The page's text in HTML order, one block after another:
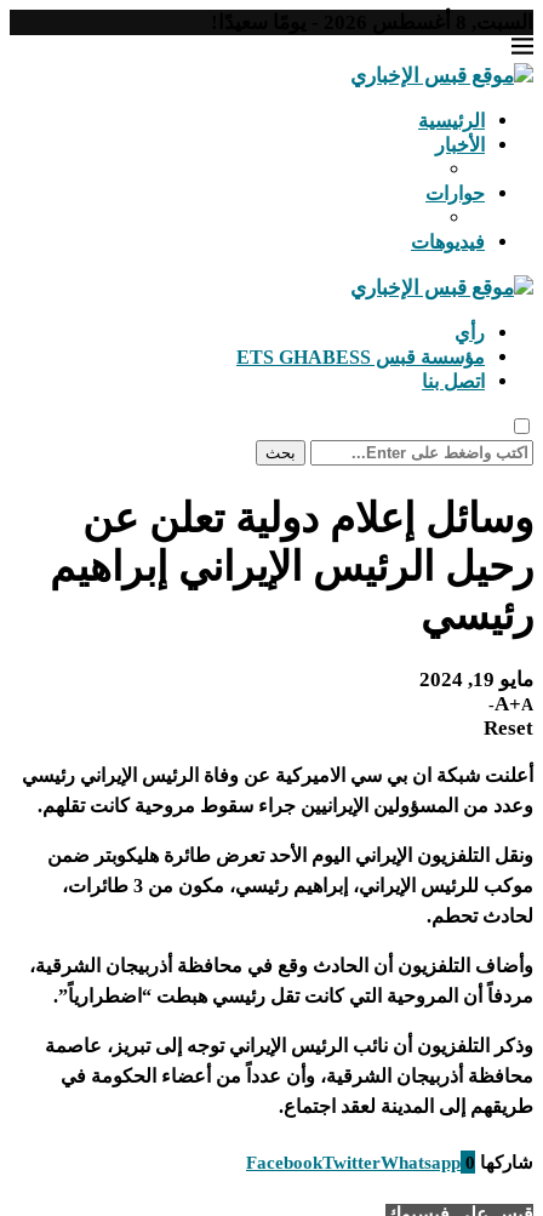
الرئيسية
الأخبار
حوارات
فيديوهات
رأي
مؤسسة قبس ETS GHABESS
اتصل بنا
بحث
وسائل إعلام دولية تعلن عن
رحيل الرئيس الإيراني إبراهيم
رئيسي
مايو 19, 2024
A+A-
Reset
أعلنت شبكة ان بي سي الاميركية عن وفاة الرئيس الإيراني رئيسي
وعدد من المسؤولين الإيرانيين جراء سقوط مروحية كانت تقلهم.
ونقل التلفزيون الإيراني اليوم الأحد تعرض طائرة هليكوبتر ضمن
موكب للرئيس الإيراني، إبراهيم رئيسي، مكون من 3 طائرات،
لحادث تحطم.
وأضاف التلفزيون أن الحادث وقع في محافظة أذربيجان الشرقية،
مردفاً أن المروحية التي كانت تقل رئيسي هبطت “اضطرارياً”.
وذكر التلفزيون أن نائب الرئيس الإيراني توجه إلى تبريز، عاصمة
محافظة أذربيجان الشرقية، وأن عدداً من أعضاء الحكومة في
طريقهم إلى المدينة لعقد اجتماع.
شاركها 0
FacebookTwitterWhatsapp